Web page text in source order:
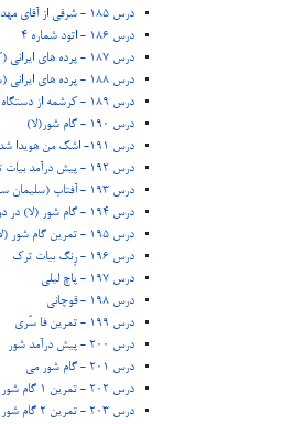
درس 185 - شرقی از آقای مهدی مفتاح
درس 186 - اتود شماره 4
درس 187 - پرده های ایرانی (کُرُن)
درس 188 - پرده های ایرانی (سُری)
درس 189 - کرشمه از دستگاه شور
درس 190 - گام شور(لا)
درس 191- اشک من هویدا شد
درس 192 - پیش درآمد بیات ترک
درس 193 - آفتاب (سلیمان سپانلو)
درس 194 - گام شور (لا) در دو اکتاو
درس 195 - تمرین گام شور (لا) در دو اکتاو
درس 196 - رِنگ بیات ترک
درس 197 - پاچ لیلی
درس 198 - قوچانی
درس 199 - تمرین فا سُری
درس 200 - پیش درآمد شور
درس 201 - گام شور می
درس 202 - تمرین 1 گام شور می
درس 203 - تمرین 2 گام شور می